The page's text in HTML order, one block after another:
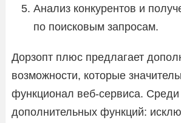
Анализ конкурентов и
по поисковым запросам.
Дорзопт плюс предлагает
возможности, которые
функционал веб-сервиса. Среди
дополнительных функций: